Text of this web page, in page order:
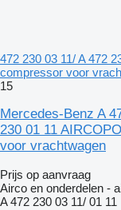
472 230 03 11/ A 472
compressor voor
15
Mercedes-Benz A
230 01 11
voor vrachtwagen
Prijs op aanvraag
Airco en onderdelen -
A 472 230 03 11/ 01 11